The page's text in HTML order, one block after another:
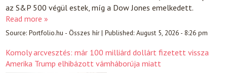
az S&P 500 végül estek, míg a Dow Jones emelkedett.
Read more »
Source:Portfolio.hu - Összes hír|Published:August 5, 2026 - 8:26 pm
Komoly arcvesztés: már 100 milliárd dollárt fizetett vissza
Amerika Trump elhibázott vámháborúja miatt